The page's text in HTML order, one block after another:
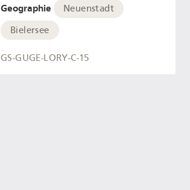
Geographie
Neuenstadt
Bielersee
GS-GUGE-LORY-C-15